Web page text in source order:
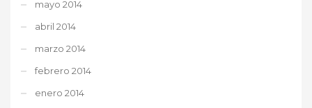
mayo 2014
abril 2014
marzo 2014
febrero 2014
enero 2014